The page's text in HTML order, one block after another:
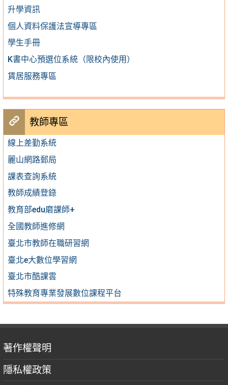
升學資訊
個人資料保護法宣導專區
學生手冊
K書中心預選位系統（限校內使用）
賃居服務專區
教師專區
線上差勤系統
麗山網路郵局
課表查詢系統
教師成績登錄
教育部edu磨課師+
全國教師進修網
臺北市教師在職研習網
臺北e大數位學習網
臺北市酷課雲
特殊教育專業發展數位課程平台
著作權聲明
隱私權政策